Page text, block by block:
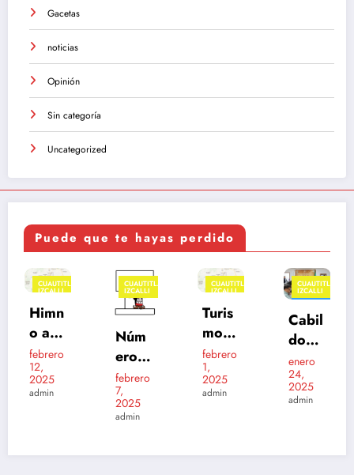
Gacetas
noticias
Opinión
Sin categoría
Uncategorized
Puede que te hayas perdido
CUAUTITLÁN
IZCALLI
Núm
eros
de
emer
febrero
7,
CUAUTITLÁN
IZCALLI
Turis
mo
en
Cuau
Izcall
febrero
1,
2025
CUAUTITLÁN
IZCALLI
FEATURED
Cabil
do
Izcall
i
202
enero
24,
2025
admin
CUAUTITLÁN
IZCALLI
PREI
NSC
RIPC
IONE
INES
enero
26,
2023